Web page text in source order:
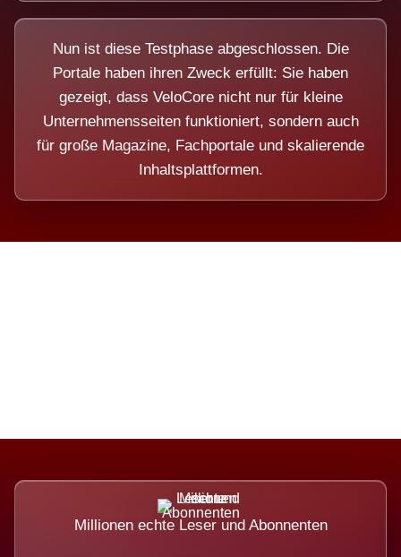
Nun ist diese Testphase abgeschlossen. Die
Portale haben ihren Zweck erfüllt: Sie haben
gezeigt, dass VeloCore nicht nur für kleine
Unternehmensseiten funktioniert, sondern auch
für große Magazine, Fachportale und skalierende
Inhaltsplattformen.
Millionen echte Leser und Abonnenten